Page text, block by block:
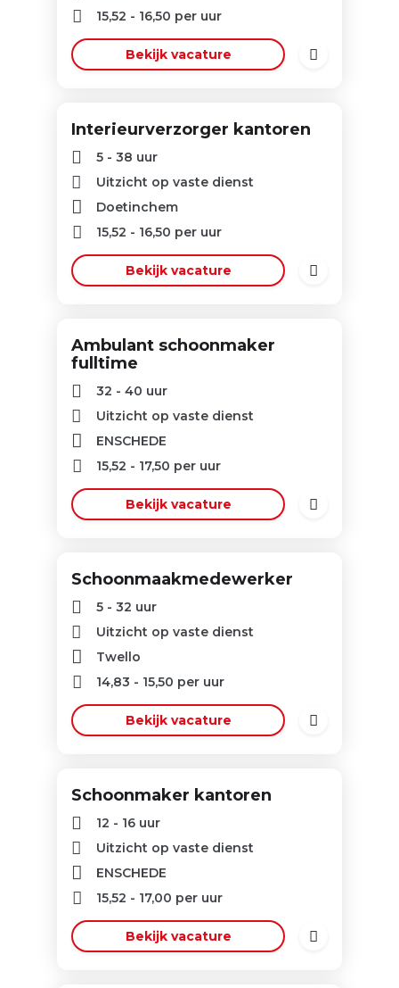
15,52 - 16,50 per uur
Bekijk vacature
Interieurverzorger kantoren
5 - 38 uur
Uitzicht op vaste dienst
Doetinchem
15,52 - 16,50 per uur
Bekijk vacature
Ambulant schoonmaker
fulltime
32 - 40 uur
Uitzicht op vaste dienst
ENSCHEDE
15,52 - 17,50 per uur
Bekijk vacature
Schoonmaakmedewerker
5 - 32 uur
Uitzicht op vaste dienst
Twello
14,83 - 15,50 per uur
Bekijk vacature
Schoonmaker kantoren
12 - 16 uur
Uitzicht op vaste dienst
ENSCHEDE
15,52 - 17,00 per uur
Bekijk vacature